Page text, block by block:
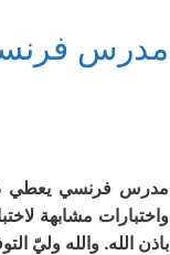
مدرس
واختبارات مشابهة
باذن الله. والله وليّ